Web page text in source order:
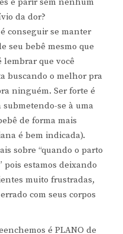
e parir sem nenhum
da dor?
conseguir se manter
seu bebê mesmo que
que você
buscando o melhor pra
ninguém. Ser forte é
se à uma
de forma mais
é bem indicada).
sobre “quando o parto
pois estamos deixando
muito frustradas,
com seus corpos
é PLANO de